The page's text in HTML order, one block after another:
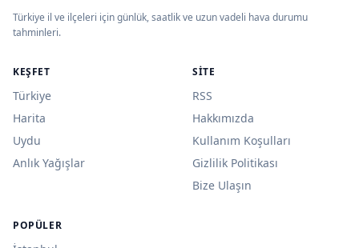
Türkiye il ve ilçeleri için günlük, saatlik ve uzun vadeli hava durumu
tahminleri.
KEŞFET
Türkiye
Harita
Uydu
Anlık Yağışlar
SITE
RSS
Hakkımızda
Kullanım Koşulları
Gizlilik Politikası
Bize Ulaşın
POPÜLER